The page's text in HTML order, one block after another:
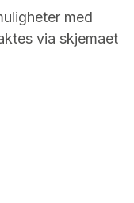
med
via skjemaet